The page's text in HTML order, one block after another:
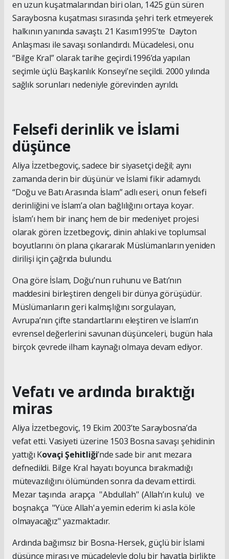
en uzun kuşatmalarından biri olan, 1425 gün süren
Saraybosna kuşatması sırasında şehri terk etmeyerek
halkının yanında savaştı. 21 Kasım1995’te Dayton
Anlaşması ile savaşı sonlandırdı. Mücadelesi, onu
“Bilge Kral” olarak tarihe geçirdi.1996’da yapılan
seçimle üçlü Başkanlık Konseyi’ne seçildi. 2000 yılında
sağlık sorunları nedeniyle görevinden ayrıldı.
Felsefi derinlik ve İslami
düşünce
Aliya İzzetbegoviç, sadece bir siyasetçi değil; aynı
zamanda derin bir düşünür ve İslami fikir adamıydı.
“Doğu ve Batı Arasında İslam” adlı eseri, onun felsefi
derinliğini ve İslam’a olan bağlılığını ortaya koyar.
İslam’ı hem bir inanç hem de bir medeniyet projesi
olarak gören İzzetbegoviç, dinin ahlaki ve toplumsal
boyutlarını ön plana çıkararak Müslümanların yeniden
dirilişi için çağrıda bulundu.
Ona göre İslam, Doğu’nun ruhunu ve Batı’nın
maddesini birleştiren dengeli bir dünya görüşüdür.
Müslümanların geri kalmışlığını sorgulayan,
Avrupa’nın çifte standartlarını eleştiren ve İslam’ın
evrensel değerlerini savunan düşünceleri, bugün hala
birçok çevrede ilham kaynağı olmaya devam ediyor.
Vefatı ve ardında bıraktığı
miras
Aliya İzzetbegoviç, 19 Ekim 2003’te Saraybosna’da
vefat etti. Vasiyeti üzerine 1503 Bosna savaşı şehidinin
yattığı Kovaçi Şehitliği’nde sade bir anıt mezara
defnedildi. Bilge Kral hayatı boyunca bırakmadığı
mütevazılığını ölümünden sonra da devam ettirdi.
Mezar taşında arapça ''Abdullah'' (Allah’ın kulu) ve
boşnakça "Yüce Allah'a yemin ederim ki asla köle
olmayacağız" yazmaktadır.
Ardında bağımsız bir Bosna-Hersek, güçlü bir İslami
düşünce mirası ve mücadeleyle dolu bir hayatla birlikte